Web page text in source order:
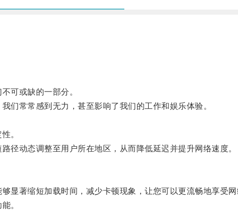
可或缺的一部分。
常常感到无力，甚至影响了我们的工作和娱乐体验。
。
动态调整至用户所在地区，从而降低延迟并提升网络速度。
著缩短加载时间，减少卡顿现象，让您可以更流畅地享受网
。